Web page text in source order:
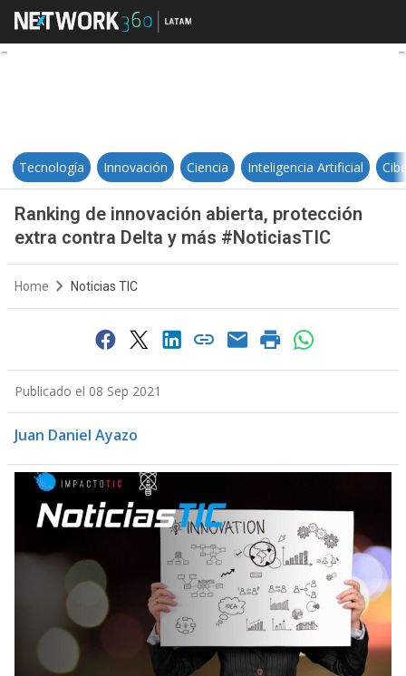
Ranking de innovación abierta,
Tecnología Innovación Ciencia Inteligencia Artificial
Ranking de innovación abierta, protección
extra contra Delta y más #NoticiasTIC
Home Noticias TIC
Publicado el 08 Sep 2021
Juan Daniel Ayazo